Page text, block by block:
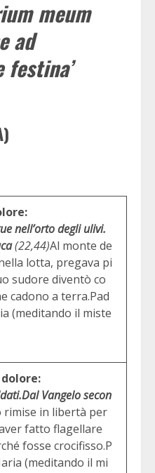
meum
ad
nell’orto degli ulivi.
(22,44)Al monte de
lotta, pregava pi
sudore diventò co
cadono a terra.Pad
(meditando il miste
Dal Vangelo secon
rimise in libertà per
fatto flagellare
fosse crocifisso.P
(meditando il mi